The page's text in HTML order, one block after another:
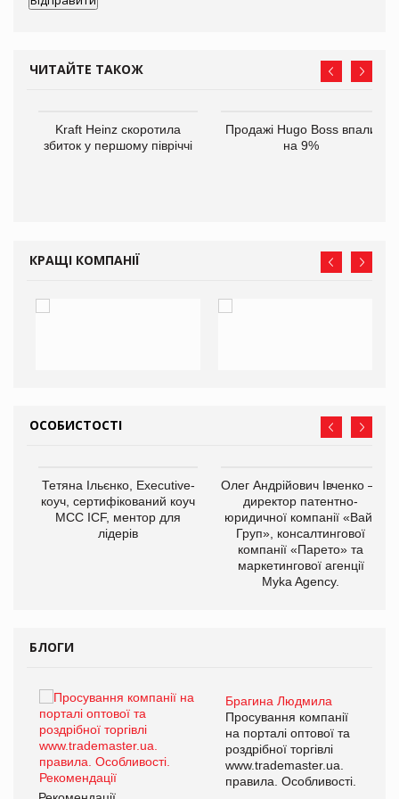
ЧИТАЙТЕ ТАКОЖ
Kraft Heinz скоротила
збиток у першому півріччі
Продажі Hugo Boss впали
на 9%
КРАЩІ КОМПАНІЇ
ОСОБИСТОСТІ
Тетяна Ільєнко, Executive-
коуч, сертифікований коуч
МСС ICF, ментор для
лідерів
Олег Андрійович Івченко —
директор патентно-
юридичної компанії «Вайз
Груп», консалтингової
компанії «Парето» та
маркетингової агенції
Myka Agency.
БЛОГИ
Брагина Людмила
Просування компанії
на порталі оптової та
роздрібної торгівлі
www.trademaster.ua.
правила. Особливості.